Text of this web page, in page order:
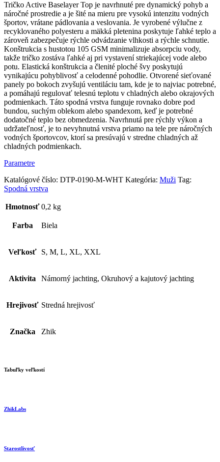
Tričko Active Baselayer Top je navrhnuté pre dynamický pohyb a
náročné prostredie a je šité na mieru pre vysokú intenzitu vodných
športov, vrátane pádlovania a veslovania. Je vyrobené výlučne z
recyklovaného polyesteru a mäkká pletenina poskytuje ľahké teplo a
zároveň zabezpečuje rýchle odvádzanie vlhkosti a rýchle schnutie.
Konštrukcia s hustotou 105 GSM minimalizuje absorpciu vody,
takže tričko zostáva ľahké aj pri vystavení striekajúcej vode alebo
potu. Elastická konštrukcia a členité ploché švy poskytujú
vynikajúcu pohyblivosť a celodenné pohodlie. Otvorené sieťované
panely po bokoch zvyšujú ventiláciu tam, kde je to najviac potrebné,
a pomáhajú regulovať telesnú teplotu v chladných alebo okrajových
podmienkach. Táto spodná vrstva funguje rovnako dobre pod
bundou, suchým oblekom alebo spandexom, keď je potrebné
dodatočné teplo bez obmedzenia. Navrhnutá pre rýchly výkon a
udržateľnosť, je to nevyhnutná vrstva priamo na tele pre náročných
vodných športovcov, ktorí sa presúvajú v stredne chladných až
chladných podmienkach.
Parametre
Katalógové číslo: DTP-0190-M-WHT Kategória: Muži Tag:
Spodná vrstva
Hmotnosť 0,2 kg
Farba Biela
Veľkosť S, M, L, XL, XXL
Aktivita Námorný jachting, Okruhový a kajutový jachting
Hrejivosť Stredná hrejivosť
Značka Zhik
Tabuľky veľkostí
ZhikLabs
Starostlivosť